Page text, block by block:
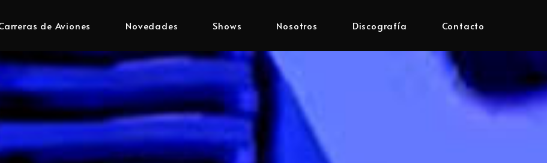
de Aviones Novedades Shows Nosotros Discografía Contacto